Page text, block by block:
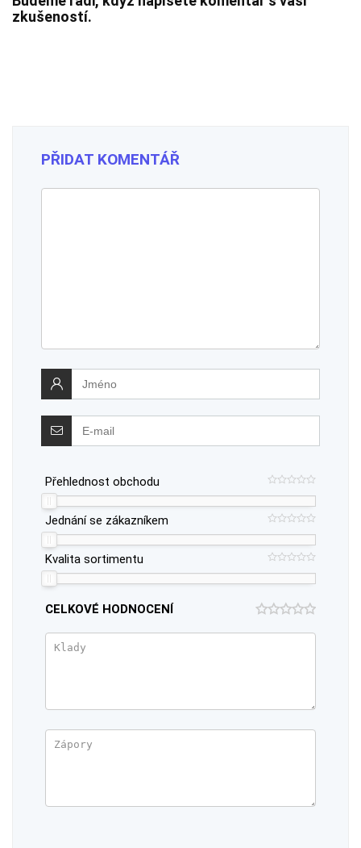
zkušeností.
PŘIDAT KOMENTÁŘ
Přehlednost obchodu
Jednání se zákazníkem
Kvalita sortimentu
CELKOVÉ HODNOCENÍ